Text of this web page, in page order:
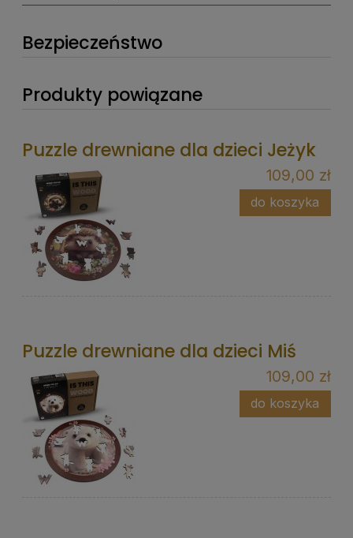
Bezpieczeństwo
Produkty powiązane
Puzzle drewniane dla dzieci Jeżyk
109,00 zł
do koszyka
Puzzle drewniane dla dzieci Miś
109,00 zł
do koszyka